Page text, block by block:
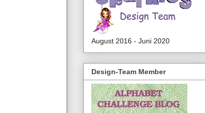
August 2016 - Juni 2020
Design-Team Member